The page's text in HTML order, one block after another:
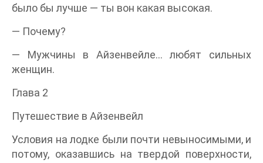
было бы лучше — ты вон какая высокая.
— Почему?
— Мужчины в Айзенвейле… любят сильных
женщин.
Глава 2
Путешествие в Айзенвейл
Условия на лодке были почти невыносимыми, и
потому, оказавшись на твердой поверхности,